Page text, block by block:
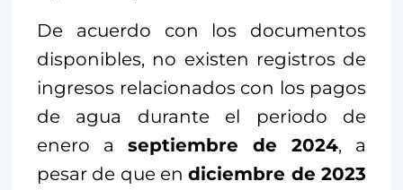
De acuerdo con los documentos
disponibles, no existen registros de
ingresos relacionados con los pagos
de agua durante el periodo de
enero a septiembre de 2024, a
pesar de que endiciembre de 2023